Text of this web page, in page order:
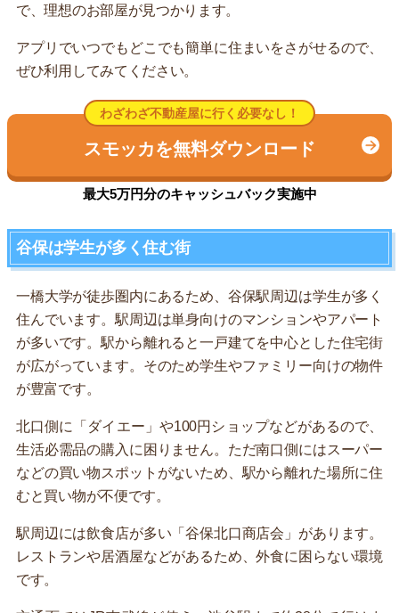
で、理想のお部屋が見つかります。
アプリでいつでもどこでも簡単に住まいをさがせるので、
ぜひ利用してみてください。
わざわざ不動産屋に行く必要なし！
スモッカを無料ダウンロード
最大5万円分のキャッシュバック実施中
谷保は学生が多く住む街
一橋大学が徒歩圏内にあるため、谷保駅周辺は学生が多く
住んでいます。駅周辺は単身向けのマンションやアパート
が多いです。駅から離れると一戸建てを中心とした住宅街
が広がっています。そのため学生やファミリー向けの物件
が豊富です。
北口側に「ダイエー」や100円ショップなどがあるので、
生活必需品の購入に困りません。ただ南口側にはスーパー
などの買い物スポットがないため、駅から離れた場所に住
むと買い物が不便です。
駅周辺には飲食店が多い「谷保北口商店会」があります。
レストランや居酒屋などがあるため、外食に困らない環境
です。